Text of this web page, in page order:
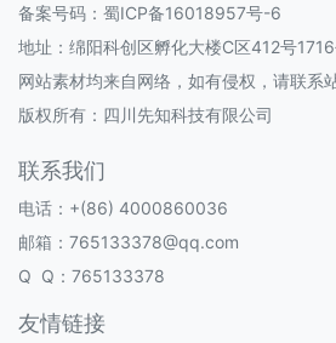
备案号码： 蜀ICP备16018957号-6
地址：绵阳科创区孵化大楼C区412号
网站素材均来自网络，如有侵权，请联系
版权所有：四川先知科技有限公司
联系我们
电话：+(86) 4000860036
邮箱：765133378@qq.com
Q Q：765133378
友情链接